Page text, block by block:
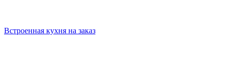
Встроенная кухня на заказ